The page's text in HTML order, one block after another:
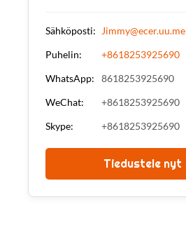
Sähköposti:
Jimmy@ecer.uu.me
Puhelin:
+8618253925690
WhatsApp:
8618253925690
WeChat:
+8618253925690
Skype:
+8618253925690
Tiedustele nyt